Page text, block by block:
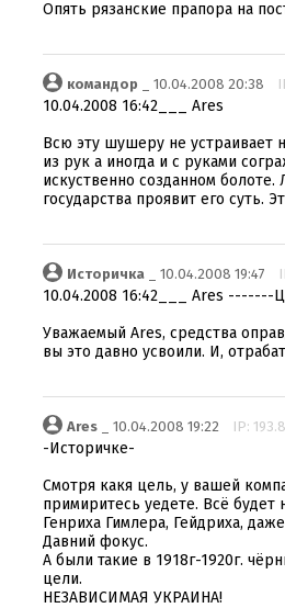
Опять рязанские прапора на
командор _ 10.04.2008 20:38
10.04.2008 16:42___ Ares
Всю эту шушеру не устраивает
из рук а иногда и с руками
искуственно созданном
государства проявит его суть.
Историчка _ 10.04.2008 19:47
10.04.2008 16:42___ Ares -------
Уважаемый Ares, средства
вы это давно усвоили. И,
Ares _ 10.04.2008 19:22 IP:
-Историчке-
Смотря какя цель, у вашей
примиритесь уедете. Всё
Генриха Гимлера, Гейдриха,
Давний фокус.
А были такие в 1918г-1920г.
цели.
НЕЗАВИСИМАЯ УКРАИНА!